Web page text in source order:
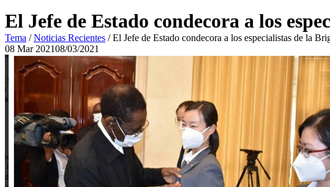
El Jefe de Estado condecora a los
Tema /Noticias Recientes /El Jefe de Estado condecora a los especialistas de la
08 Mar 202108/03/2021